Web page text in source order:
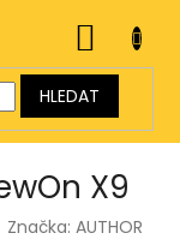
HLEDAT
KOŠÍK
X9
Značka:AUTHOR